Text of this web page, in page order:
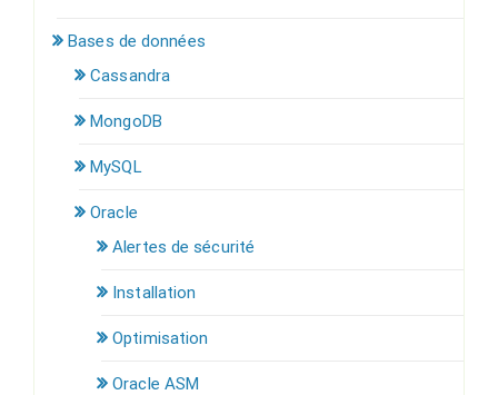
Bases de données
Cassandra
MongoDB
MySQL
Oracle
Alertes de sécurité
Installation
Optimisation
Oracle ASM